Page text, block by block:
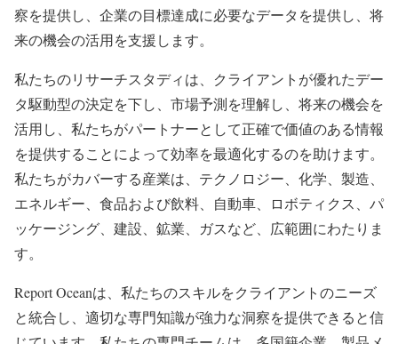
察を提供し、企業の目標達成に必要なデータを提供し、将
来の機会の活用を支援します。
私たちのリサーチスタディは、クライアントが優れたデー
タ駆動型の決定を下し、市場予測を理解し、将来の機会を
活用し、私たちがパートナーとして正確で価値のある情報
を提供することによって効率を最適化するのを助けます。
私たちがカバーする産業は、テクノロジー、化学、製造、
エネルギー、食品および飲料、自動車、ロボティクス、パ
ッケージング、建設、鉱業、ガスなど、広範囲にわたりま
す。
Report Oceanは、私たちのスキルをクライアントのニーズ
と統合し、適切な専門知識が強力な洞察を提供できると信